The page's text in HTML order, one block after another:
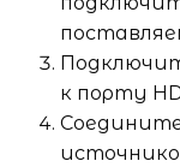
к порту